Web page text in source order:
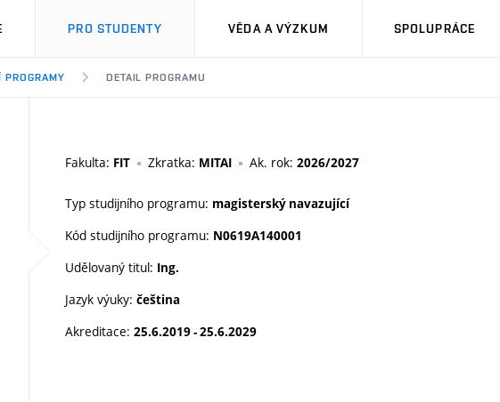
PRO STUDENTY VĚDA A VÝZKUM SPOLUPRÁCE
DETAIL PROGRAMU
Fakulta: FIT Zkratka: MITAI Ak. rok: 2026/2027
Typ studijního programu: magisterský navazující
Kód studijního programu: N0619A140001
Udělovaný titul: Ing.
Jazyk výuky: čeština
Akreditace: 25.6.2019 - 25.6.2029